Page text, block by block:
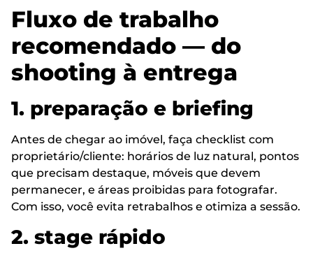
Fluxo de trabalho
recomendado — do
shooting à entrega
1. preparação e briefing
Antes de chegar ao imóvel, faça checklist com
proprietário/cliente: horários de luz natural, pontos
que precisam destaque, móveis que devem
permanecer, e áreas proibidas para fotografar.
Com isso, você evita retrabalhos e otimiza a sessão.
2. stage rápido